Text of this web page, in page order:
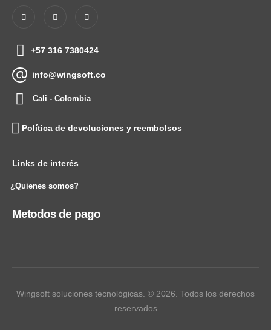
+57 316 7380424
info@wingsoft.co
Cali - Colombia
Política de devoluciones y reembolsos
Links de interés
¿Quienes somos?
Metodos de pago
Wingsoft soluciones tecnológicas. © 2026. Todos los derechos
reservados